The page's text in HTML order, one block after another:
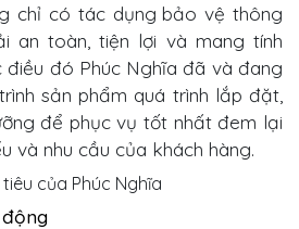
chỉ có tác dụng bảo vệ thông
an toàn, tiện lợi và mang tính
điều đó Phúc Nghĩa đã và đang
sản phẩm quá trình lắp đặt
để phục vụ tốt nhất đem lại
và nhu cầu của khách hàng.